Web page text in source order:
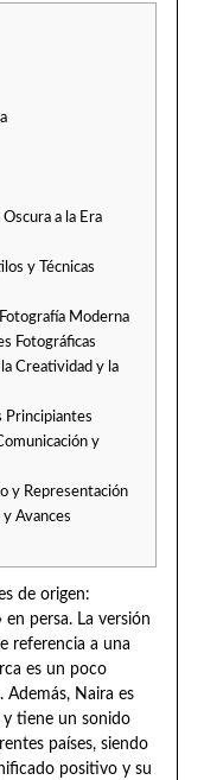
a la Era
y Técnicas
Moderna
Fotográficas
Creatividad y la
Principiantes
y
y Representación
Avances
de origen:
persa. La versión
referencia a una
es un poco
Además, Naira es
tiene un sonido
países, siendo
positivo y su